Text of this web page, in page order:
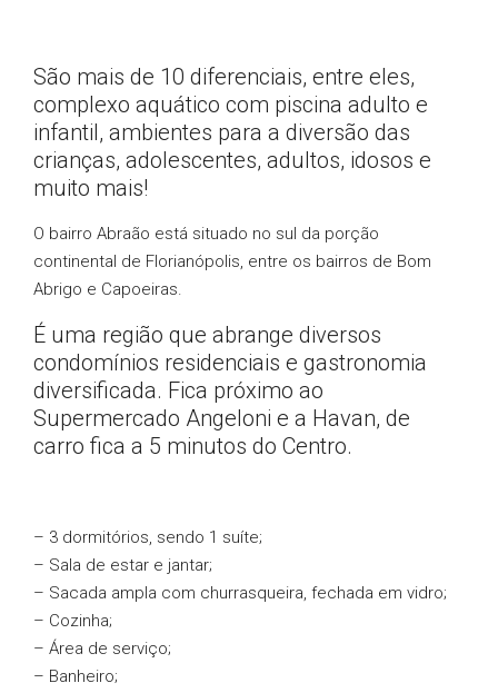
São mais de 10 diferenciais, entre eles,
complexo aquático com piscina adulto e
infantil, ambientes para a diversão das
crianças, adolescentes, adultos, idosos e
muito mais!
O bairro Abraão está situado no sul da porção
continental de Florianópolis, entre os bairros de Bom
Abrigo e Capoeiras.
É uma região que abrange diversos
condomínios residenciais e gastronomia
diversificada. Fica próximo ao
Supermercado Angeloni e a Havan, de
carro fica a 5 minutos do Centro.
– 3 dormitórios, sendo 1 suíte;
– Sala de estar e jantar;
– Sacada ampla com churrasqueira, fechada em vidro;
– Cozinha;
– Área de serviço;
– Banheiro;